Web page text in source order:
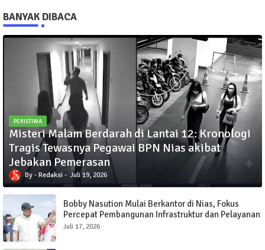
BANYAK DIBACA
PERISTIWA
Misteri Malam Berdarah di Lantai 12: Kronologi
Tragis Tewasnya Pegawai BPN Nias akibat
Jebakan Pemerasan
Redaksi Juli 19, 2026
Bobby Nasution Mulai Berkantor di Nias, Fokus
Percepat Pembangunan Infrastruktur dan Pelayanan
Publik
Juli 17, 2026